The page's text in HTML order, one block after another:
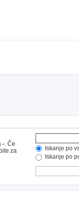
-. Če
za
Iskanje po
Iskanje po